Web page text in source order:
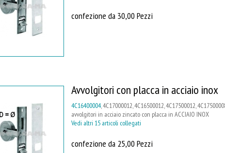
confezione da 30,00 Pezzi
Avvolgitori con placca in acciaio inox
4C16400004, 4C17000012, 4C16500012, 4C17500012,
avvolgitori in acciaio zincato con placca in ACCIAIO INOX
Vedi altri 15 articoli collegati
confezione da 25,00 Pezzi